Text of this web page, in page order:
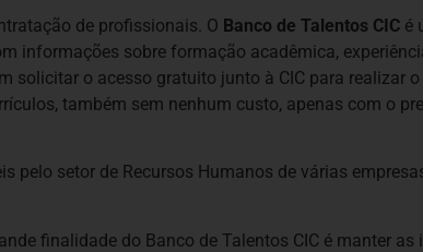
de profissionais. O Banco de Talentos CIC é
informações sobre formação acadêmica,
solicitar o acesso gratuito junto à CIC para realizar
também sem nenhum custo, apenas com o
pelo setor de Recursos Humanos de várias
finalidade do Banco de Talentos CIC é manter as